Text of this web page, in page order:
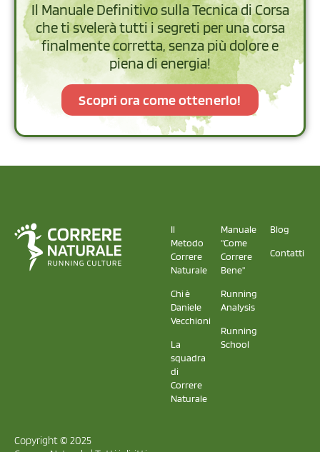
Il Manuale Definitivo sulla Tecnica di Corsa
che ti svelerà tutti i segreti per una corsa
finalmente corretta, senza più dolore e
piena di energia!
Scopri ora come ottenerlo!
Il
Metodo
Correre
Naturale
Chi è
Daniele
Vecchioni
La
squadra
di
Correre
Naturale
Manuale
"Come
Correre
Bene"
Running
Analysis
Running
School
Blog
Contatti
Copyright © 2025